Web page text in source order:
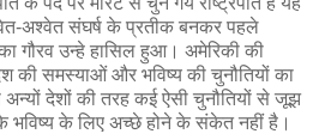
अश्‍वेत संघर्ष के प्रतीक बनकर पहले
गौरव उन्‍हे हासिल हुआ। अमेरिकी की
की समस्‍याओं और भविष्‍य की चुनौतियों का
देशों की तरह कई ऐसी चुनौतियों से जूझ
भविष्‍य के लिए अच्‍छे होने के संकेत नहीं है।